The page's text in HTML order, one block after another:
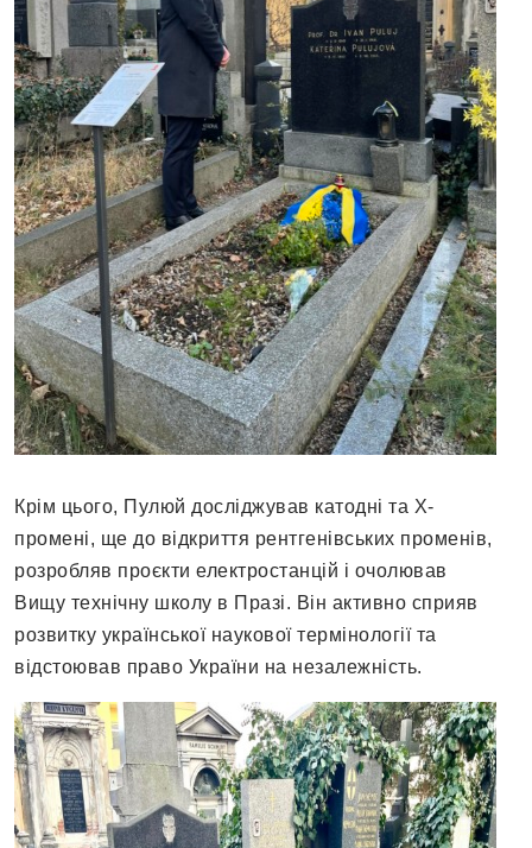
Крім цього, Пулюй досліджував катодні та Х-
промені, ще до відкриття рентгенівських променів,
розробляв проєкти електростанцій і очолював
Вищу технічну школу в Празі. Він активно сприяв
розвитку української наукової термінології та
відстоював право України на незалежність.